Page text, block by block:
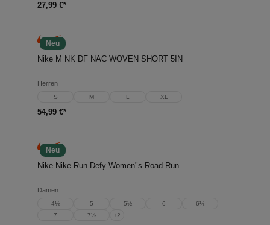
27,99 €*
Neu
Nike M NK DF NAC WOVEN SHORT 5IN
Herren
S M L XL
54,99 €*
Neu
Nike Nike Run Defy Women"s Road Run
Damen
4½ 5 5½ 6
6½
7
7½ +2